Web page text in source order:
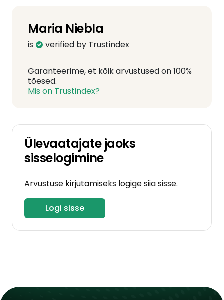
Maria Niebla
is verified by Trustindex
Garanteerime, et kõik arvustused on 100%
tõesed.
Mis on Trustindex?
Ülevaatajate jaoks
sisselogimine
Arvustuse kirjutamiseks logige siia sisse.
Logi sisse